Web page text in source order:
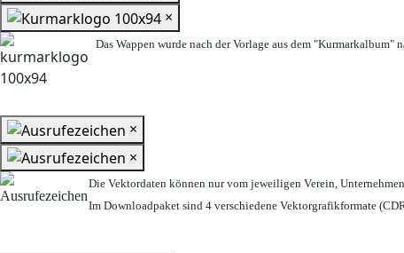
×
Das Wappen wurde nach der Vorlage aus dem
×
×
Die Vektordaten können nur vom jeweiligen Verein,
Im Downloadpaket sind 4 verschiedene Vektorgrafikformate